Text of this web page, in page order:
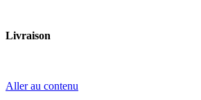
Livraison
Aller au contenu